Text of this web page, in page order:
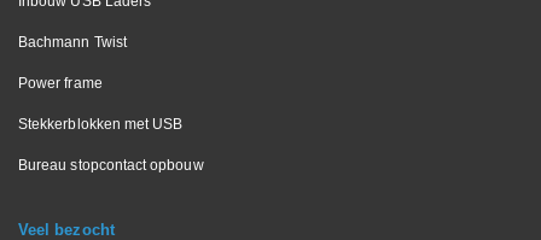
Bachmann Twist
Power frame
Stekkerblokken met USB
Bureau stopcontact opbouw
Veel bezocht